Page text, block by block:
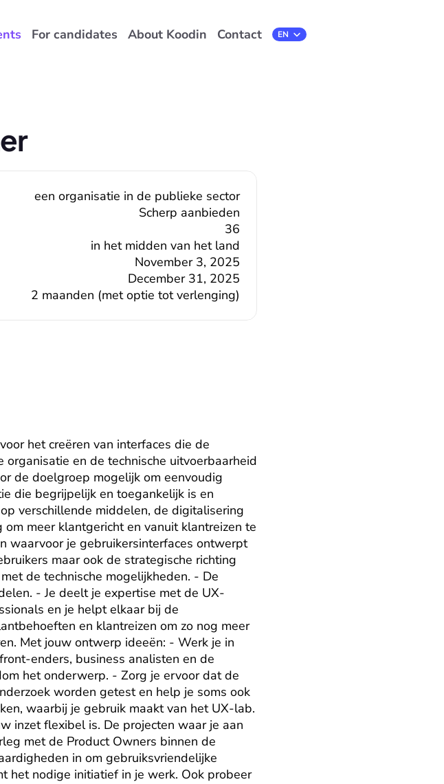
For candidates About Koodin Contact Select Language
EN
November 3, 2025
December 31, 2025
2 maanden (met optie tot verlenging)
een organisatie in de publieke sector
Scherp aanbieden
36
in het midden van het land
het creëren van interfaces die de
en de technische uitvoerbaarheid
de doelgroep mogelijk om eenvoudig
die begrijpelijk en toegankelijk is en
verschillende middelen, de digitalisering
meer klantgericht en vanuit klantreizen te
waarvoor je gebruikersinterfaces ontwerpt
maar ook de strategische richting
de technische mogelijkheden. - De
- Je deelt je expertise met de UX-
en je helpt elkaar bij de
en klantreizen om zo nog meer
Met jouw ontwerp ideeën: - Werk je in
enders, business analisten en de
het onderwerp. - Zorg je ervoor dat de
worden getest en help je soms ook
waarbij je gebruik maakt van het UX-lab.
inzet flexibel is. De projecten waar je aan
met de Product Owners binnen de
in om gebruiksvriendelijke
het nodige initiatief in je werk. Ook probeer